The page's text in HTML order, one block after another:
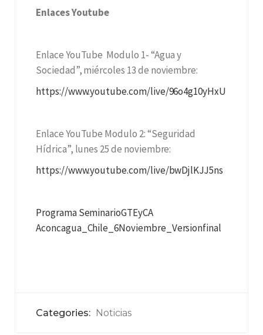
Enlaces Youtube
Enlace YouTube Modulo 1- “Agua y
Sociedad”, miércoles 13 de noviembre:
https://www.youtube.com/live/96o4g10yHxU
Enlace YouTube Modulo 2: “Seguridad
Hídrica”, lunes 25 de noviembre:
https://www.youtube.com/live/bwDjlKJJ5ns
Programa SeminarioGTEyCA
Aconcagua_Chile_6Noviembre_Versionfinal
Categories: Noticias